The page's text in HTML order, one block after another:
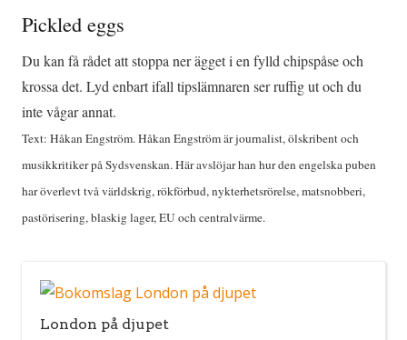
Pickled eggs
Du kan få rådet att stoppa ner ägget i en fylld chipspåse och
krossa det. Lyd enbart ifall tipslämnaren ser ruffig ut och du
inte vågar annat.
Text: Håkan Engström. Håkan Engström är journalist, ölskribent och
musikkritiker på Sydsvenskan. Här avslöjar han hur den engelska puben
har överlevt två världskrig, rökförbud, nykterhetsrörelse, matsnobberi,
pastörisering, blaskig lager, EU och centralvärme.
London på djupet